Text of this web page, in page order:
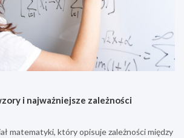
i najważniejsze zależności
matematyki, który opisuje zależności między